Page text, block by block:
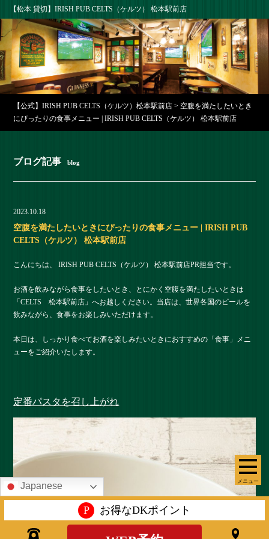
【松本 貸切】IRISH PUB CELTS（ケルツ） 松本駅前店
メニュー
【公式】IRISH PUB CELTS（ケルツ）松本駅前店 > 空腹を満たしたいとき
にぴったりの食事メニュー | IRISH PUB CELTS（ケルツ） 松本駅前店
ブログ記事 blog
2023.10.18
空腹を満たしたいときにぴったりの食事メニュー | IRISH PUB
CELTS（ケルツ） 松本駅前店
こんにちは、 IRISH PUB CELTS（ケルツ） 松本駅前店PR担当です。
お酒を飲みながら食事をしたいとき、とにかく空腹を満たしたいときは
「CELTS 松本駅前店」へお越しください。当店は、世界各国のビールを
飲みながら、食事をお楽しみいただけます。
本日は、しっかり食べてお酒を楽しみたいときにおすすめの「食事」メニ
ューをご紹介いたします。
定番パスタを召し上がれ
Japanese
P お得なDKポイント